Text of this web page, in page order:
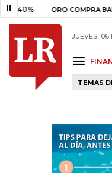
ORO COMPRA BANCO DE
JUEVES, 06
TEMAS